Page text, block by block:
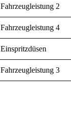
Fahrzeugleistung 2
Fahrzeugleistung 4
Einspritzdüsen
Fahrzeugleistung 3